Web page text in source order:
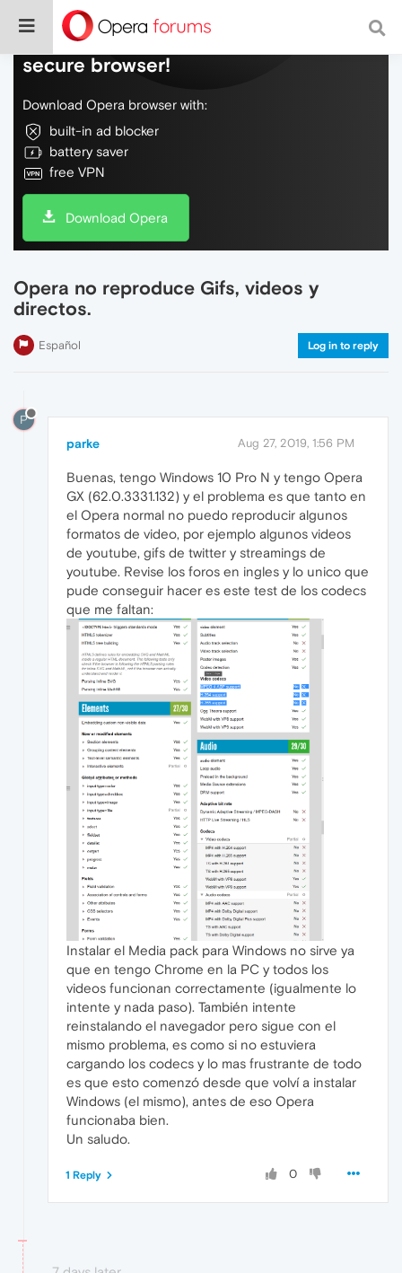
Do more on the web, with a fast and
secure browser!
Download Opera browser with:
built-in ad blocker
battery saver
free VPN
Download Opera
Opera no reproduce Gifs, videos y
directos.
Español Log in to reply
P
parke Aug 27, 2019, 1:56 PM
Buenas, tengo Windows 10 Pro N y tengo Opera
GX (62.0.3331.132) y el problema es que tanto en
el Opera normal no puedo reproducir algunos
formatos de video, por ejemplo algunos videos
de youtube, gifs de twitter y streamings de
youtube. Revise los foros en ingles y lo unico que
pude conseguir hacer es este test de los codecs
que me faltan:
Instalar el Media pack para Windows no sirve ya
que en tengo Chrome en la PC y todos los
videos funcionan correctamente (igualmente lo
intente y nada paso). También intente
reinstalando el navegador pero sigue con el
mismo problema, es como si no estuviera
cargando los codecs y lo mas frustrante de todo
es que esto comenzó desde que volví a instalar
Windows (el mismo), antes de eso Opera
funcionaba bien.
Un saludo.
0
1 Reply